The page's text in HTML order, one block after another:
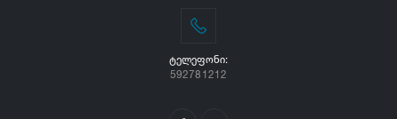
ᲢᲔᲚᲔᲤᲝᲜᲘ:
592781212